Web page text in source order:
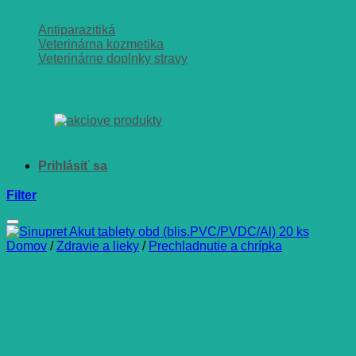
Antiparazitiká
Veterinárna kozmetika
Veterinárne doplnky stravy
Filter
Domov / Zdravie a lieky / Prechladnutie a chrípka